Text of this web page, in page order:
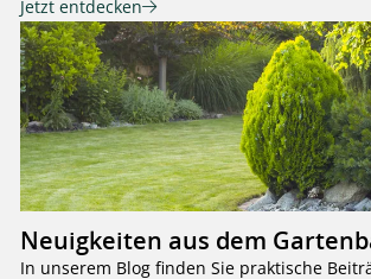
Jetzt entdecken
Neuigkeiten aus dem
In unserem Blog finden Sie praktische